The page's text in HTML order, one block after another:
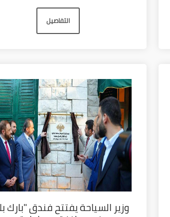
التفاصيل
وزير السياحة يفتتح فندق "بارك